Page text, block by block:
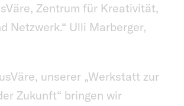
Zentrum für Kreativität,
Netzwerk.“ Ulli Marberger,
unserer „Werkstatt zur
Zukunft“ bringen wir